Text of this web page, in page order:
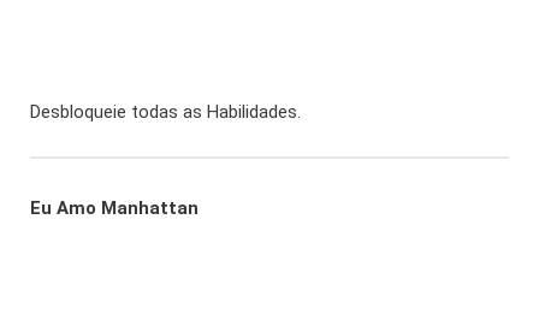
Desbloqueie todas as Habilidades.
Eu Amo Manhattan